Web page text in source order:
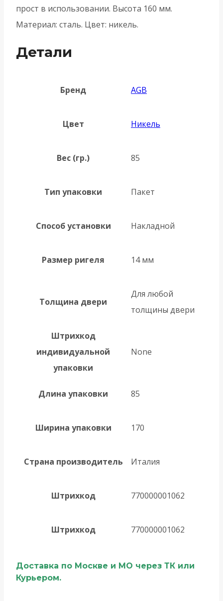
прост в использовании. Высота 160 мм.
Материал: сталь. Цвет: никель.
Детали
Бренд AGB
Цвет Никель
Вес (гр.) 85
Тип упаковки Пакет
Способ установки Накладной
Размер ригеля 14 мм
Толщина двери
Для любой
толщины двери
Штрихкод
индивидуальной
упаковки
None
Длина упаковки 85
Ширина упаковки 170
Страна производитель Италия
Штрихкод 770000001062
Штрихкод 770000001062
Доставка по Москве и МО через ТК или
Курьером.